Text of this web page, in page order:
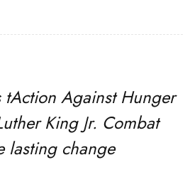
tAction Against Hunger
King Jr. Combat
lasting change